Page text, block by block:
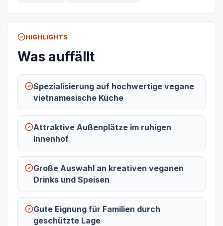
HIGHLIGHTS
Was auffällt
Spezialisierung auf hochwertige vegane
vietnamesische Küche
Attraktive Außenplätze im ruhigen
Innenhof
Große Auswahl an kreativen veganen
Drinks und Speisen
Gute Eignung für Familien durch
geschützte Lage